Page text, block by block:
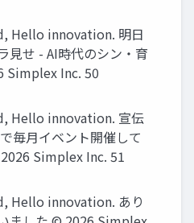
Hello innovation. 明日
見せ - AI時代のシン・育
Simplex Inc. 50
Hello innovation. 宣伝
毎月イベント開催して
Simplex Inc. 51
Hello innovation. あり